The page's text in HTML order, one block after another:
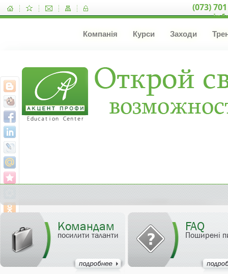
(073)
Компанія Курси Заходи
Командам
посилити таланти
FAQ
Поширені